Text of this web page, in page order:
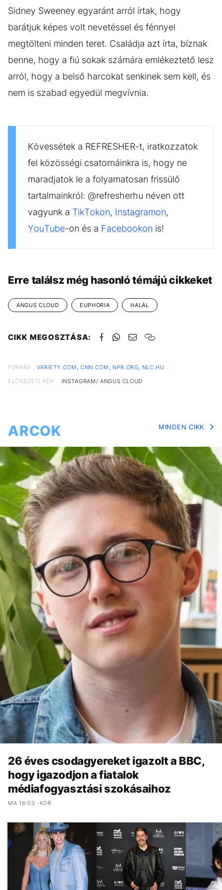
Sidney Sweeney egyaránt arról írtak, hogy
barátjuk képes volt nevetéssel és fénnyel
megtölteni minden teret. Családja azt írta, bíznak
benne, hogy a fiú sokak számára emlékeztető lesz
arról, hogy a belső harcokat senkinek sem kell, és
nem is szabad egyedül megvívnia.
Kövessétek a REFRESHER-t, iratkozzatok
fel közösségi csatornáinkra is, hogy ne
maradjatok le a folyamatosan frissülő
tartalmainkról: @refresherhu néven ott
vagyunk a TikTokon, Instagramon,
YouTube-on és a Facebookon is!
Erre találsz még hasonló témájú cikkeket
ANGUS CLOUD EUPHORIA HALÁL
CIKK MEGOSZTÁSA:
FORRÁS VARIETY.COM ,CNN.COM , NPR.ORG, NLC.HU
ELŐNÉZETI KÉP:
INSTAGRAM/ ANGUS CLOUD
ARCOK MINDEN CIKK
26 éves csodagyereket igazolt a BBC,
hogy igazodjon a fiatalok
médiafogyasztási szokásaihoz
MA 16:03 -KOR